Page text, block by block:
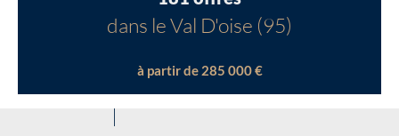
dans le Val D'oise (95)
à partir de 285 000 €